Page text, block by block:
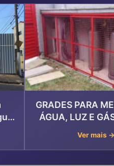
GRADES PARA
ÁGUA, LUZ E
Doce ,
Ver mais →